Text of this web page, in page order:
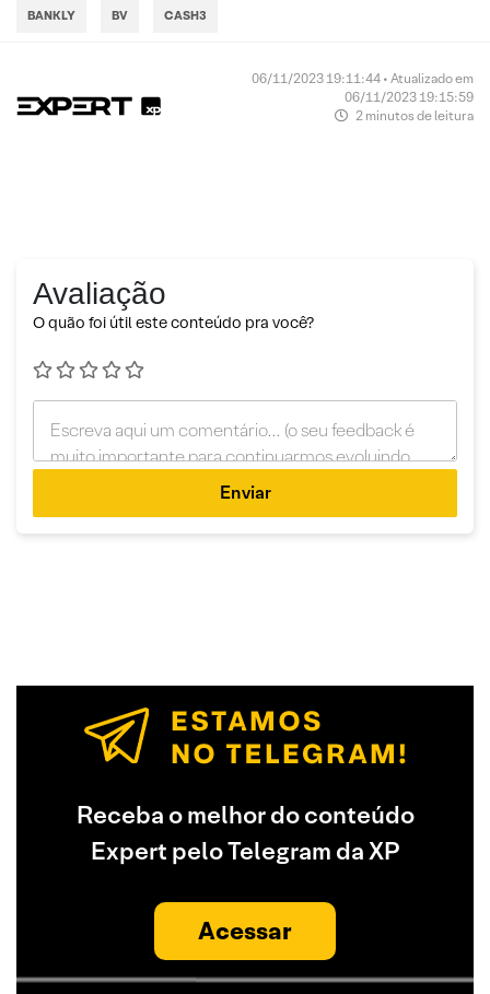
BANKLY BV CASH3
06/11/2023 19:11:44 • Atualizado em
06/11/2023 19:15:59
2 minutos de leitura
Avaliação
O quão foi útil este conteúdo pra você?
Enviar
Receba o melhor do conteúdo
Expert pelo Telegram da XP
Acessar